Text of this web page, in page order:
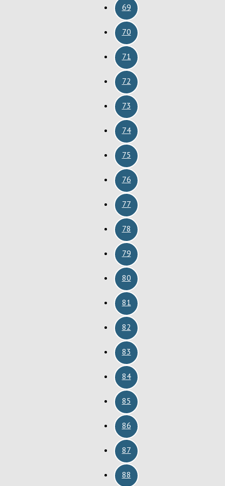
69
70
71
72
73
74
75
76
77
78
79
80
81
82
83
84
85
86
87
88